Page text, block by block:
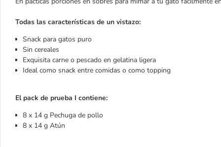
Todas las características de un vistazo:
Snack para gatos puro
Sin cereales
Exquisita carne o pescado en gelatina ligera
Ideal como snack entre comidas o como topping
El pack de prueba I contiene:
8 x 14 g Pechuga de pollo
8 x 14 g Atún